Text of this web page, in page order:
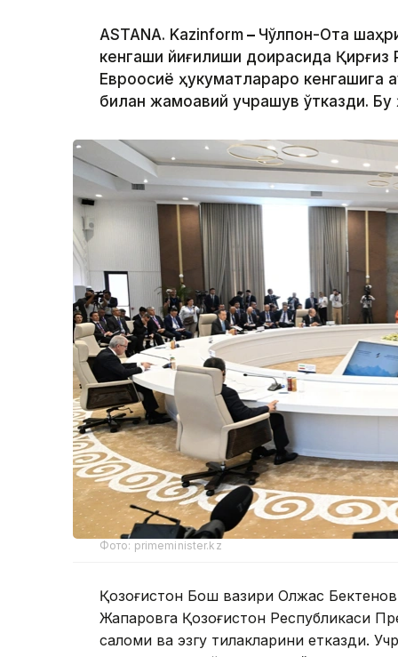
ASTANA. Kazinform – Чўлпон-Ота
кенгаши йиғилиши доирасида
Евроосиё ҳукуматлараро кенгашига
билан жамоавий учрашув ўтказди.
Фото: primeminister.kz
Қозоғистон Бош вазири Олжас
Жапаровга Қозоғистон Республикаси
саломи ва эзгу тилакларини етказди.